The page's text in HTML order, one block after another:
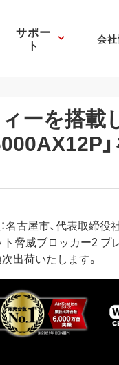
サポー
ト 会
ーを搭載
古屋市、代表取締役
ト脅威ブロッカー2
出荷いたします。